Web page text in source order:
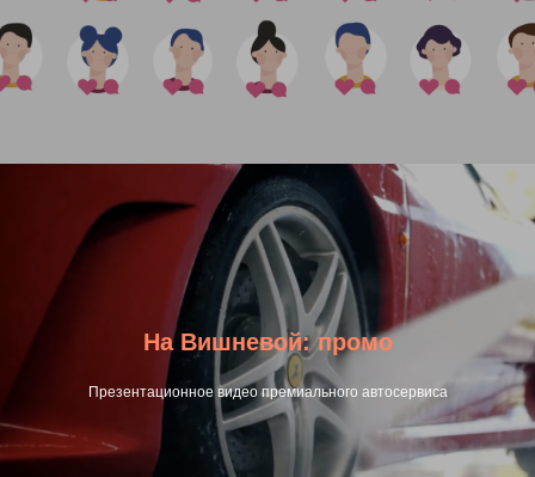
На Вишневой: промо
Презентационное видео премиального автосервиса